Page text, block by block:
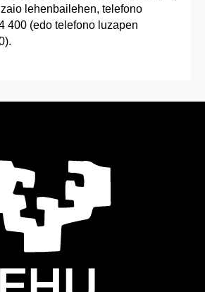
lehenbailehen, telefono
400 (edo telefono luzapen